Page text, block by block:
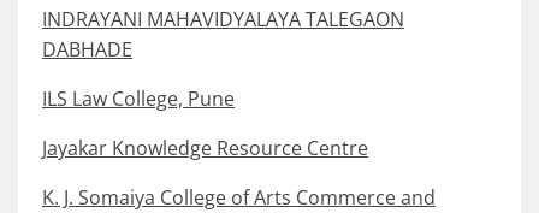
INDRAYANI MAHAVIDYALAYA TALEGAON
DABHADE
ILS Law College, Pune
Jayakar Knowledge Resource Centre
K. J. Somaiya College of Arts Commerce and